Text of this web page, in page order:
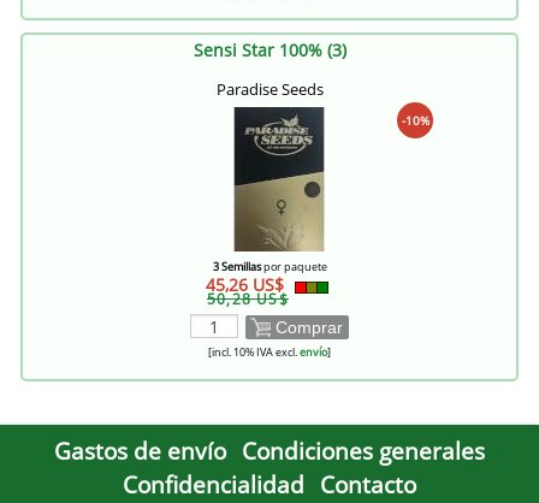
Sensi Star 100% (3)
Paradise Seeds
-10%
3 Semillaspor paquete
45,26 US$
50,28 US$
Comprar
[incl. 10% IVA excl.envío]
Gastos de envío Condiciones generales
Confidencialidad Contacto